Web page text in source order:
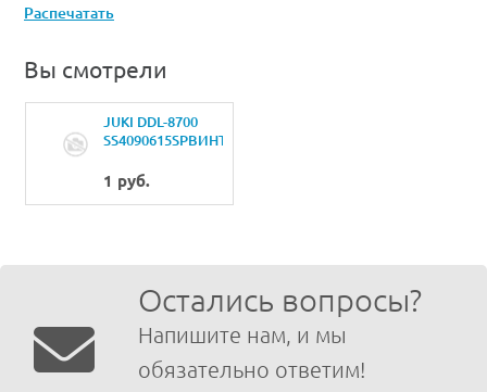
Распечатать
Вы смотрели
JUKI DDL-8700
SS4090615SPВИНТ
1 руб.
Остались вопросы?
Напишите нам, и мы
обязательно ответим!